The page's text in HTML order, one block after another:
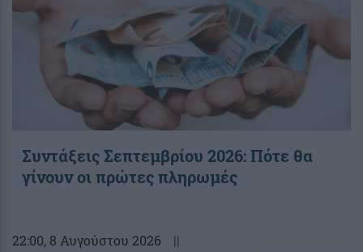
Συντάξεις Σεπτεμβρίου 2026: Πότε θα
γίνουν οι πρώτες πληρωμές
22:00, 8 Αυγούστου 2026 ||